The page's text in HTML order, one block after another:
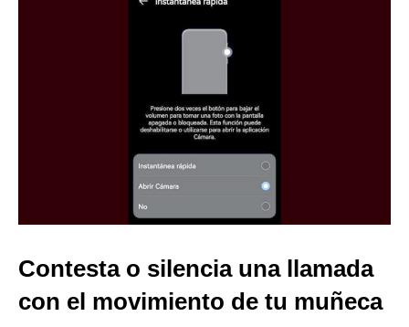
Contesta o silencia una llamada
con el movimiento de tu muñeca